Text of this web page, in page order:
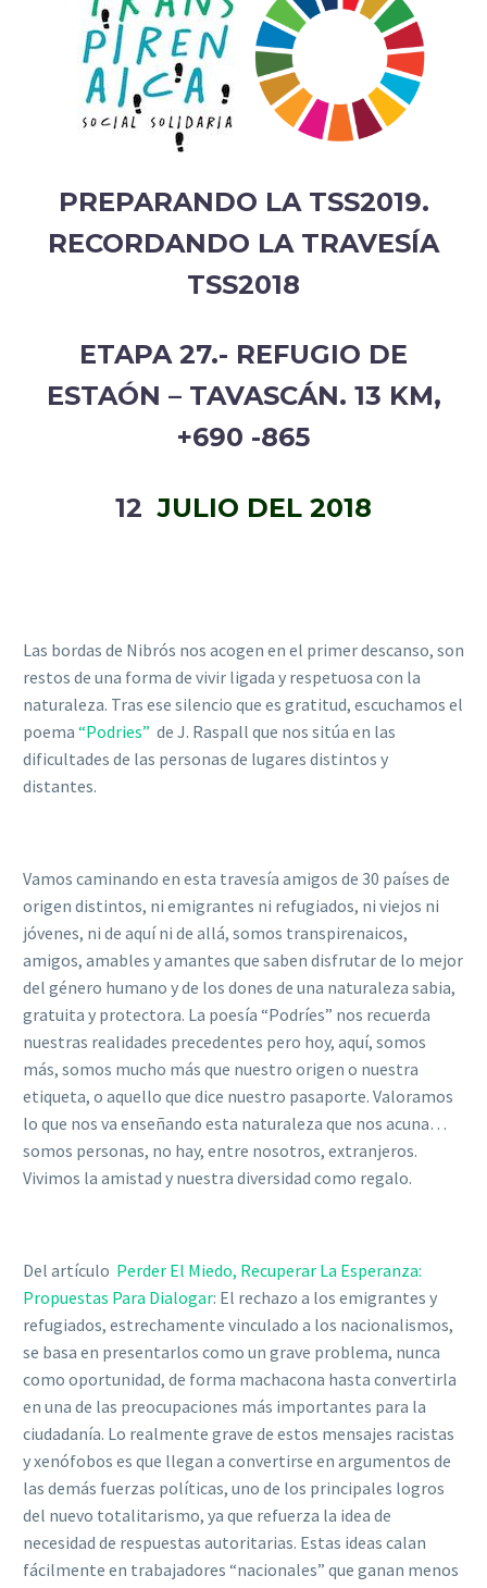
PREPARANDO LA TSS2019.
RECORDANDO LA TRAVESÍA
TSS2018
ETAPA 27.- REFUGIO DE
ESTAÓN – TAVASCÁN. 13 KM,
+690 -865
12 JULIO DEL 2018
Las bordas de Nibrós nos acogen en el primer descanso, son
restos de una forma de vivir ligada y respetuosa con la
naturaleza. Tras ese silencio que es gratitud, escuchamos el
poema “Podries” de J. Raspall que nos sitúa en las
dificultades de las personas de lugares distintos y
distantes.
Vamos caminando en esta travesía amigos de 30 países de
origen distintos, ni emigrantes ni refugiados, ni viejos ni
jóvenes, ni de aquí ni de allá, somos transpirenaicos,
amigos, amables y amantes que saben disfrutar de lo mejor
del género humano y de los dones de una naturaleza sabia,
gratuita y protectora. La poesía “Podríes” nos recuerda
nuestras realidades precedentes pero hoy, aquí, somos
más, somos mucho más que nuestro origen o nuestra
etiqueta, o aquello que dice nuestro pasaporte. Valoramos
lo que nos va enseñando esta naturaleza que nos acuna…
somos personas, no hay, entre nosotros, extranjeros.
Vivimos la amistad y nuestra diversidad como regalo.
Del artículo Perder El Miedo, Recuperar La Esperanza:
Propuestas Para Dialogar: El rechazo a los emigrantes y
refugiados, estrechamente vinculado a los nacionalismos,
se basa en presentarlos como un grave problema, nunca
como oportunidad, de forma machacona hasta convertirla
en una de las preocupaciones más importantes para la
ciudadanía. Lo realmente grave de estos mensajes racistas
y xenófobos es que llegan a convertirse en argumentos de
las demás fuerzas políticas, uno de los principales logros
del nuevo totalitarismo, ya que refuerza la idea de
necesidad de respuestas autoritarias. Estas ideas calan
fácilmente en trabajadores “nacionales” que ganan menos